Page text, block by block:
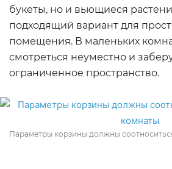
букеты, но и вьющиеся
подходящий вариант для
помещения. В маленьких
смотреться неуместно и
ограниченное пространство.
Параметры корзины должны